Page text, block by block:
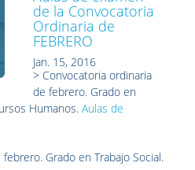
de la Convocatoria
Ordinaria de
FEBRERO
Jan. 15, 2016
> Convocatoria ordinaria
de febrero. Grado en
Humanos. Aulas de
Grado en Trabajo Social.